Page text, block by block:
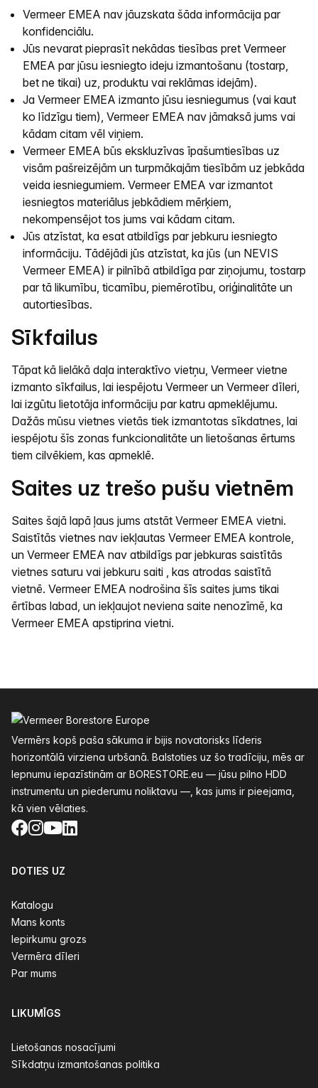
Vermeer EMEA nav jāuzskata šāda informācija par
konfidenciālu.
Jūs nevarat pieprasīt nekādas tiesības pret Vermeer
EMEA par jūsu iesniegto ideju izmantošanu (tostarp,
bet ne tikai) uz, produktu vai reklāmas idejām).
Ja Vermeer EMEA izmanto jūsu iesniegumus (vai kaut
ko līdzīgu tiem), Vermeer EMEA nav jāmaksā jums vai
kādam citam vēl viņiem.
Vermeer EMEA būs ekskluzīvas īpašumtiesības uz
visām pašreizējām un turpmākajām tiesībām uz jebkāda
veida iesniegumiem. Vermeer EMEA var izmantot
iesniegtos materiālus jebkādiem mērķiem,
nekompensējot tos jums vai kādam citam.
Jūs atzīstat, ka esat atbildīgs par jebkuru iesniegto
informāciju. Tādējādi jūs atzīstat, ka jūs (un NEVIS
Vermeer EMEA) ir pilnībā atbildīga par ziņojumu, tostarp
par tā likumību, ticamību, piemērotību, oriģinalitāte un
autortiesības.
Sīkfailus
Tāpat kā lielākā daļa interaktīvo vietņu, Vermeer vietne
izmanto sīkfailus, lai iespējotu Vermeer un Vermeer dīleri,
lai izgūtu lietotāja informāciju par katru apmeklējumu.
Dažās mūsu vietnes vietās tiek izmantotas sīkdatnes, lai
iespējotu šīs zonas funkcionalitāte un lietošanas ērtums
tiem cilvēkiem, kas apmeklē.
Saites uz trešo pušu vietnēm
Saites šajā lapā ļaus jums atstāt Vermeer EMEA vietni.
Saistītās vietnes nav iekļautas Vermeer EMEA kontrole,
un Vermeer EMEA nav atbildīgs par jebkuras saistītās
vietnes saturu vai jebkuru saiti , kas atrodas saistītā
vietnē. Vermeer EMEA nodrošina šīs saites jums tikai
ērtības labad, un iekļaujot neviena saite nenozīmē, ka
Vermeer EMEA apstiprina vietni.
Vermērs kopš paša sākuma ir bijis novatorisks līderis
horizontālā virziena urbšanā. Balstoties uz šo tradīciju, mēs ar
lepnumu iepazīstinām ar BORESTORE.eu — jūsu pilno HDD
instrumentu un piederumu noliktavu —, kas jums ir pieejama,
kā vien vēlaties.
Facebook
Instagram
YouTube
LinkedIn
DOTIES UZ
Katalogu
Mans konts
Iepirkumu grozs
Vermēra dīleri
Par mums
LIKUMĪGS
Lietošanas nosacījumi
Sīkdatņu izmantošanas politika